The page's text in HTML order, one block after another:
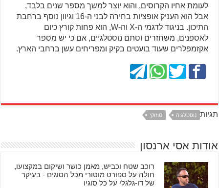
לעומת אחיו הקרוסים, והוא יוצר למשך מספר שנים בלבד,
אבל הוא העניק אופציות בחירה לבני ה-16 וגיוון נוסף ברחבת
התיכון. בניגוד לדגמי ה-X וה-W, הוא פחות קורץ כיום
לאספנים, משחזרים וסתם נוסטלגיים, אם כי יש מספר
אקזמפלרים שעוד בועטים בקיק ומפריחים עשן ברחבי הארץ.
תגיות נוסטלגיה סוזוקי
אודות אסי ארנסון
רוכב שטח וכביש, מאמן כושר ושיקום במקצועו,
חולה על ספורט מוטורי מכל הסוגים - בעיקר
של דו-גלגלי על כל סוגיו